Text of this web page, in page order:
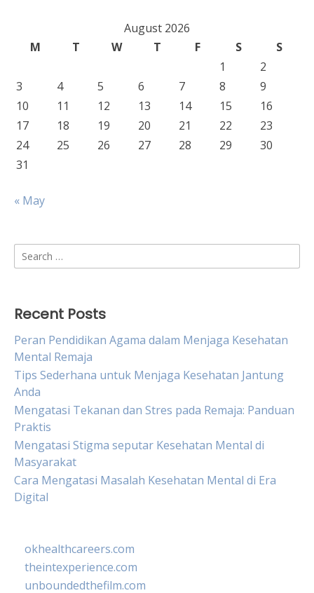
August 2026
M
T W T F S
S
1
2
3
4 5 6 7 8
9
10
11 12 13 14 15
16
17
18 19 20 21 22
23
24
25 26 27 28 29
30
31
« May
Search
for:
Recent Posts
Peran Pendidikan Agama dalam Menjaga Kesehatan
Mental Remaja
Tips Sederhana untuk Menjaga Kesehatan Jantung
Anda
Mengatasi Tekanan dan Stres pada Remaja: Panduan
Praktis
Mengatasi Stigma seputar Kesehatan Mental di
Masyarakat
Cara Mengatasi Masalah Kesehatan Mental di Era
Digital
okhealthcareers.com
theintexperience.com
unboundedthefilm.com